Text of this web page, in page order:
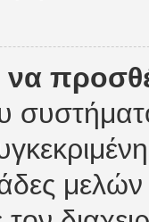
να